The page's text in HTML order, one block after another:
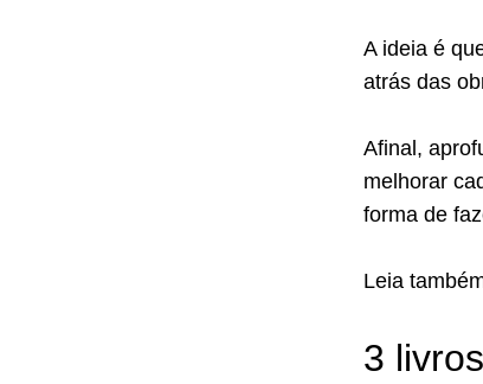
A ideia é
atrás das
Afinal,
melhorar
forma de
Leia
3